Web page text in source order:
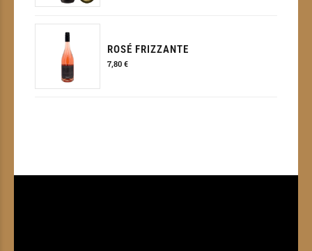
ROSÉ FRIZZANTE
7,80€